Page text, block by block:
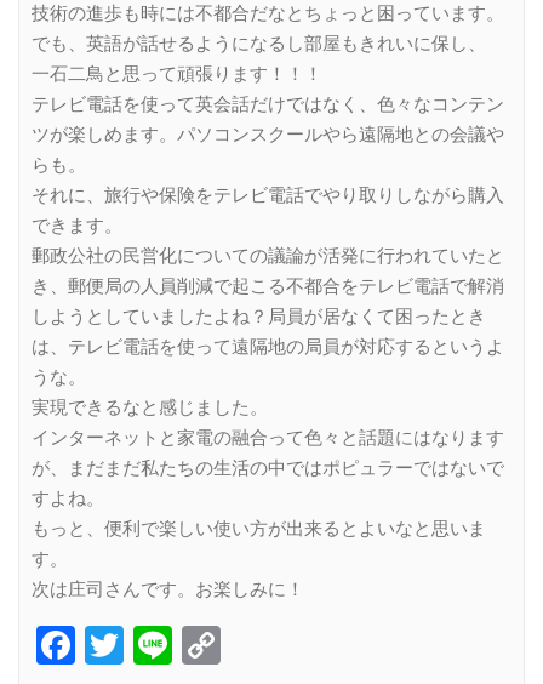
技術の進歩も時には不都合だなとちょっと困っています。
でも、英語が話せるようになるし部屋もきれいに保し、
一石二鳥と思って頑張ります！！！
テレビ電話を使って英会話だけではなく、色々なコンテン
ツが楽しめます。パソコンスクールやら遠隔地との会議や
らも。
それに、旅行や保険をテレビ電話でやり取りしながら購入
できます。
郵政公社の民営化についての議論が活発に行われていたと
き、郵便局の人員削減で起こる不都合をテレビ電話で解消
しようとしていましたよね？局員が居なくて困ったとき
は、テレビ電話を使って遠隔地の局員が対応するというよ
うな。
実現できるなと感じました。
インターネットと家電の融合って色々と話題にはなります
が、まだまだ私たちの生活の中ではポピュラーではないで
すよね。
もっと、便利で楽しい使い方が出来るとよいなと思いま
す。
次は庄司さんです。お楽しみに！
Facebook
Twitter
Line